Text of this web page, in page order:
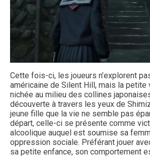
Cette fois-ci, les joueurs n’explorent
américaine de Silent Hill, mais la petite
nichée au milieu des collines
découverte à travers les yeux de
jeune fille que la vie ne semble pas
départ, celle-ci se présente comme
alcoolique auquel est soumise sa
oppression sociale. Préférant jouer
sa petite enfance, son comportement